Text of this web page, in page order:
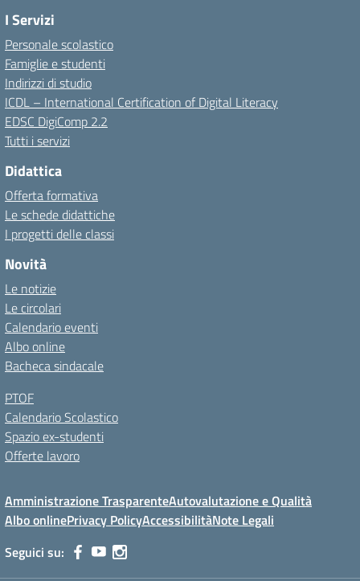
I Servizi
Personale scolastico
Famiglie e studenti
Indirizzi di studio
ICDL – International Certification of Digital Literacy
EDSC DigiComp 2.2
Tutti i servizi
Didattica
Offerta formativa
Le schede didattiche
I progetti delle classi
Novità
Le notizie
Le circolari
Calendario eventi
Albo online
Bacheca sindacale
PTOF
Calendario Scolastico
Spazio ex-studenti
Offerte lavoro
Amministrazione TrasparenteAutovalutazione e Qualità
Albo onlinePrivacy PolicyAccessibilitàNote Legali
Seguici su: